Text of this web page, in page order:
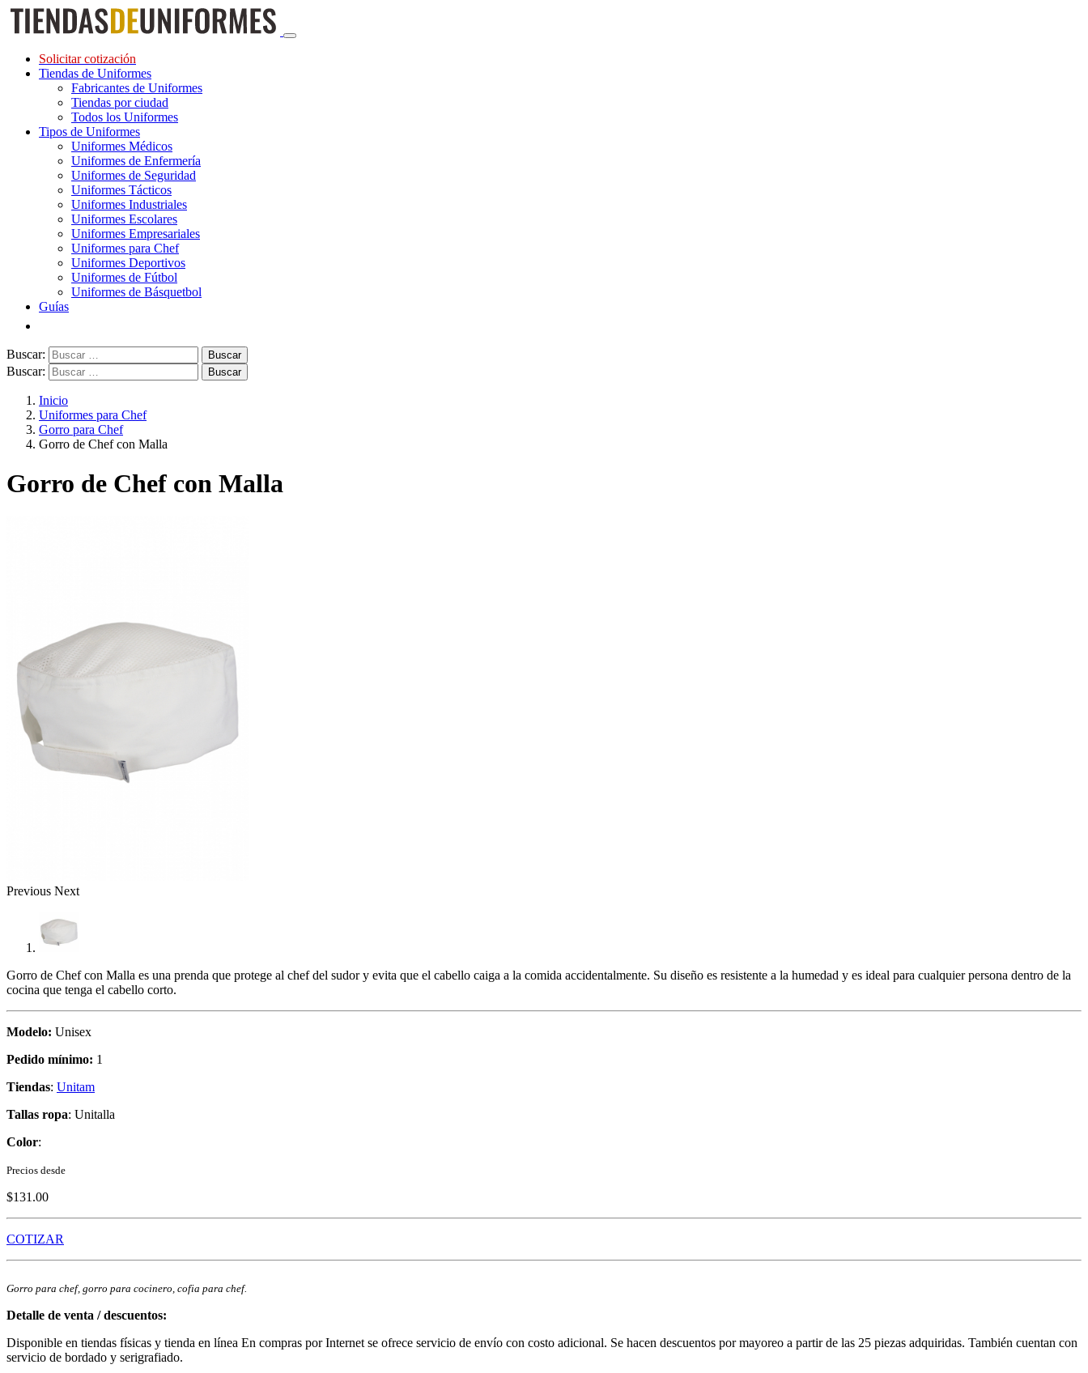
Solicitar cotización
Tiendas de Uniformes
Fabricantes de Uniformes
Tiendas por ciudad
Todos los Uniformes
Tipos de Uniformes
Uniformes Médicos
Uniformes de Enfermería
Uniformes de Seguridad
Uniformes Tácticos
Uniformes Industriales
Uniformes Escolares
Uniformes Empresariales
Uniformes para Chef
Uniformes Deportivos
Uniformes de Fútbol
Uniformes de Básquetbol
Guías
Buscar:
Buscar:
Inicio
Uniformes para Chef
Gorro para Chef
Gorro de Chef con Malla
Gorro de Chef con Malla
Previous Next
Gorro de Chef con Malla es una prenda que protege al chef del sudor y evita que el cabello caiga a la comida accidentalmente. Su diseño es resistente a la humedad y es ideal para cualquier persona dentro de la
cocina que tenga el cabello corto.
Modelo: Unisex
Pedido mínimo: 1
Tiendas: Unitam
Tallas ropa: Unitalla
Color:
Precios desde
$131.00
COTIZAR
Gorro para chef, gorro para cocinero, cofia para chef.
Detalle de venta / descuentos:
Disponible en tiendas físicas y tienda en línea En compras por Internet se ofrece servicio de envío con costo adicional. Se hacen descuentos por mayoreo a partir de las 25 piezas adquiridas. También cuentan con
servicio de bordado y serigrafiado.